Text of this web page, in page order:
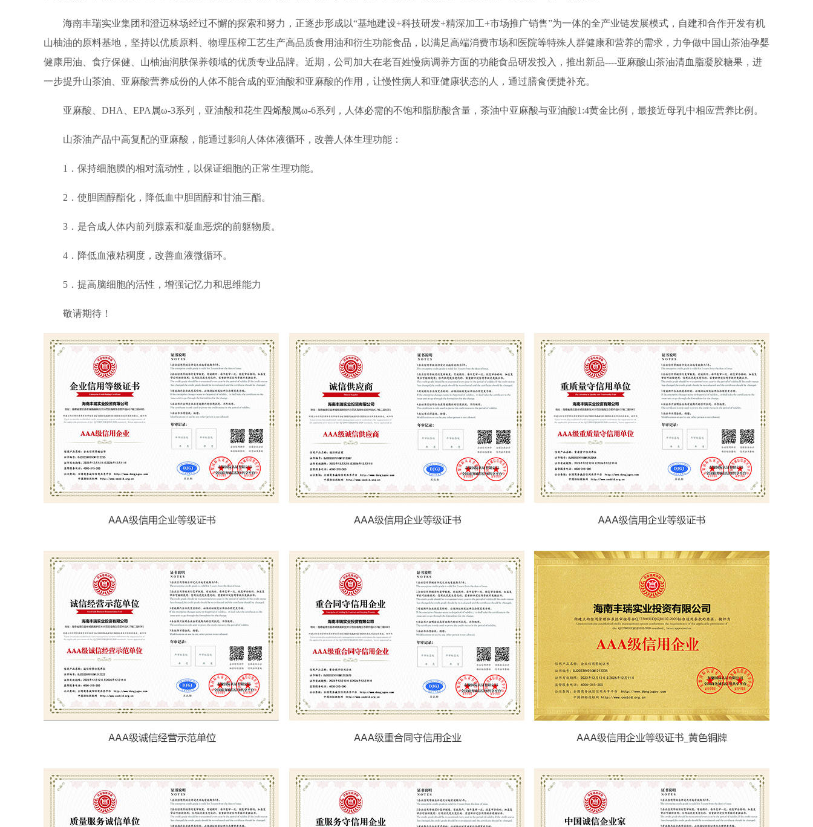
海南丰瑞实业集团和澄迈林场经过不懈的探索和努力，正逐步形成以“基地建设+科技研发+精深加工+市场推广销售”为一体的全产业链发展模式，自建和合作开发有机
山柚油的原料基地，坚持以优质原料、物理压榨工艺生产高品质食用油和衍生功能食品，以满足高端消费市场和医院等特殊人群健康和营养的需求，力争做中国山茶油孕婴
健康用油、食疗保健、山柚油润肤保养领域的优质专业品牌。近期，公司加大在老百姓慢病调养方面的功能食品研发投入，推出新品----亚麻酸山茶油清血脂凝胶糖果，进
一步提升山茶油、亚麻酸营养成份的人体不能合成的亚油酸和亚麻酸的作用，让慢性病人和亚健康状态的人，通过膳食便捷补充。
亚麻酸、DHA、EPA属ω-3系列，亚油酸和花生四烯酸属ω-6系列，人体必需的不饱和脂肪酸含量，茶油中亚麻酸与亚油酸1:4黄金比例，最接近母乳中相应营养比例。
山茶油产品中高复配的亚麻酸，能通过影响人体体液循环，改善人体生理功能：
1．保持细胞膜的相对流动性，以保证细胞的正常生理功能。
2．使胆固醇酯化，降低血中胆固醇和甘油三酯。
3．是合成人体内前列腺素和凝血恶烷的前躯物质。
4．降低血液粘稠度，改善血液微循环。
5．提高脑细胞的活性，增强记忆力和思维能力
敬请期待！